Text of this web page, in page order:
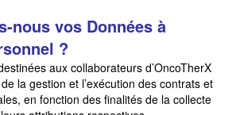
nous vos Données à
?
aux collaborateurs d’OncoTherX
la gestion et l’exécution des contrats et
en fonction des finalités de la collecte